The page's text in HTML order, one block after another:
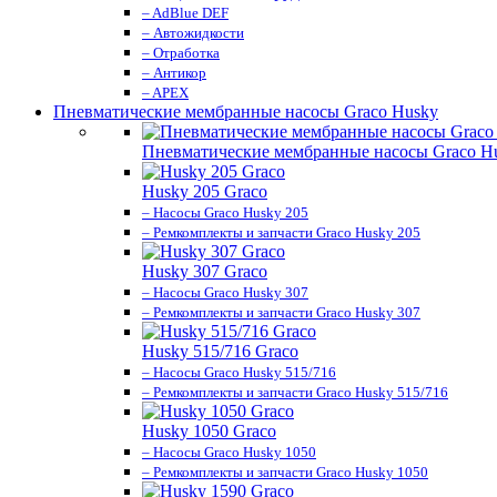
– AdBlue DEF
– Автожидкости
– Отработка
– Антикор
– APEX
Пневматические мембранные насосы Graco Husky
Пневматические мембранные насосы Graco
Husky 205 Graco
– Насосы Graco Husky 205
– Ремкомплекты и запчасти Graco Husky 205
Husky 307 Graco
– Насосы Graco Husky 307
– Ремкомплекты и запчасти Graco Husky 307
Husky 515/716 Graco
– Насосы Graco Husky 515/716
– Ремкомплекты и запчасти Graco Husky 515/716
Husky 1050 Graco
– Насосы Graco Husky 1050
– Ремкомплекты и запчасти Graco Husky 1050